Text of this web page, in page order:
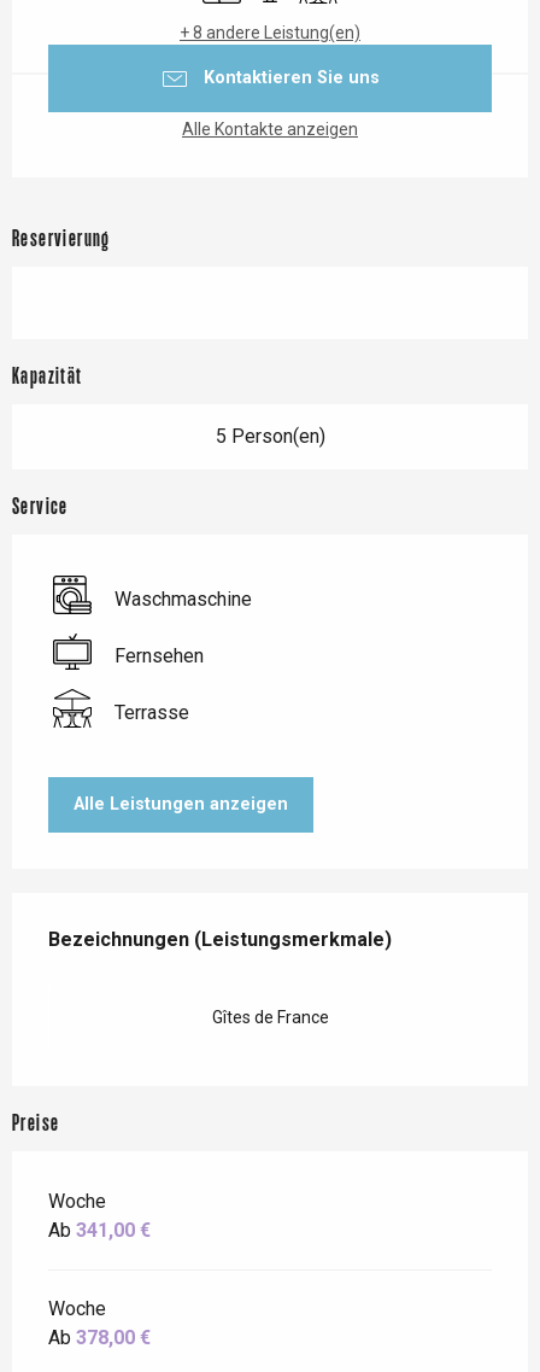
+ 8 andere Leistung(en)
Kontaktieren Sie uns
Alle Kontakte anzeigen
Reservierung
Kapazität
5 Person(en)
Service
Waschmaschine
Fernsehen
Terrasse
Alle Leistungen anzeigen
Bezeichnungen (Leistungsmerkmale)
Bezeichnungen (Leistungsmerkmale)
Gîtes de France
Preise
Woche
Ab 341,00 €
Woche
Ab 378,00 €